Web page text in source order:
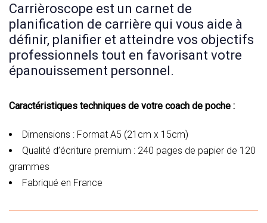
Carrièroscope est un carnet de
planification de carrière qui vous aide à
définir, planifier et atteindre vos objectifs
professionnels tout en favorisant votre
épanouissement personnel.
Caractéristiques techniques de votre coach de poche :
Dimensions : Format A5 (21cm x 15cm)
Qualité d’écriture premium : 240 pages de papier de 120
grammes
Fabriqué en France